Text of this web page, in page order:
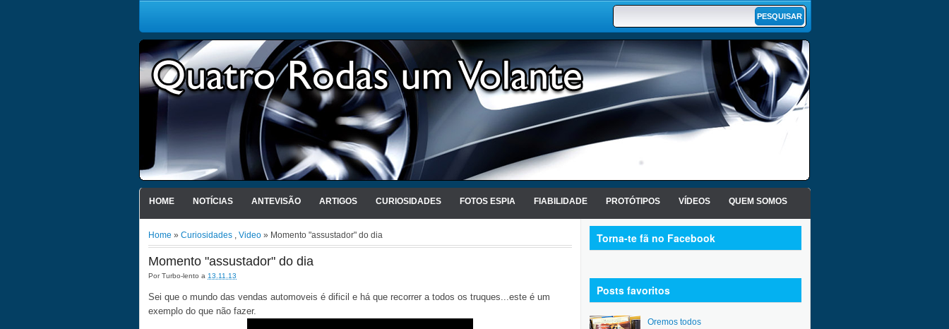
HOME NOTÍCIAS ANTEVISÃO ARTIGOS CURIOSIDADES FOTOS ESPIA FIABILIDADE PROTÓTIPOS VÍDEOS QUEM SOMOS
Home » Curiosidades , Video » Momento "assustador" do dia
Momento "assustador" do dia
PorTurbo-lento a 13.11.13
Sei que o mundo das vendas automoveis é dificil e há que recorrer a todos os truques...este é um
exemplo do que não fazer.
Torna-te fã no Facebook
Posts favoritos
Oremos todos